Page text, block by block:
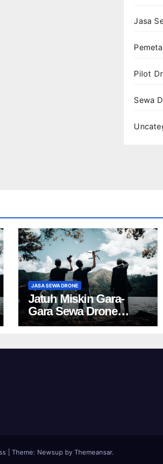
Jasa
Pilot
Sewa
JASA SEWA DRONE
Jatuh Miskin Gara-
Gara Sewa Drone
Yogya? Cek Harga Ini!
Theme: Newsupby Themeansar.